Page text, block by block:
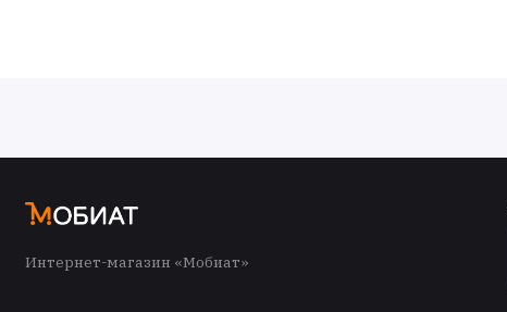
Интернет-магазин «Мобиат»